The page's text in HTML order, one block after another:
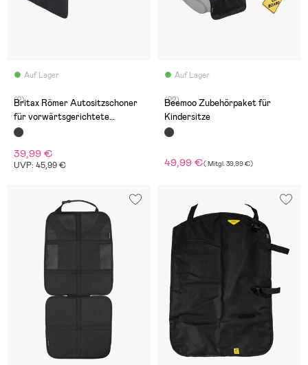
Auf Lager
(2)
Britax Römer Autositzschoner
für vorwärtsgerichtete
Kindersitze
39,99 €
UVP: 45,99 €
Auf Lager
(22)
Beemoo Zubehörpaket für
Kindersitze
49,99 €(Mitgl.39,99 €)